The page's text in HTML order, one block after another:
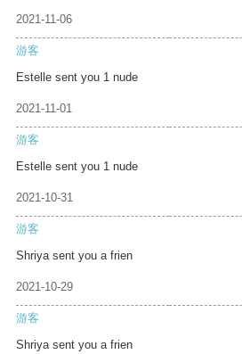
2021-11-06
游客
Estelle sent you 1 nude
2021-11-01
游客
Estelle sent you 1 nude
2021-10-31
游客
Shriya sent you a frien
2021-10-29
游客
Shriya sent you a frien